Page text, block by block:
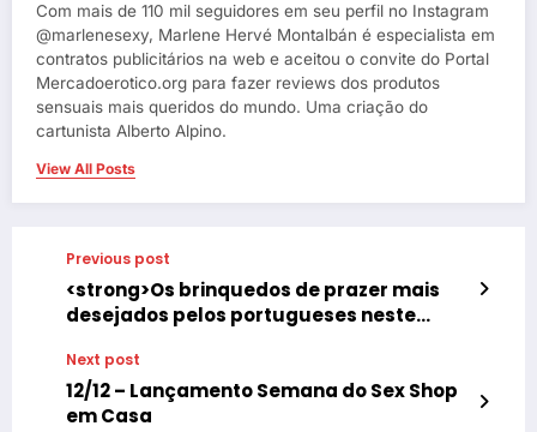
Com mais de 110 mil seguidores em seu perfil no Instagram
@marlenesexy, Marlene Hervé Montalbán é especialista em
contratos publicitários na web e aceitou o convite do Portal
Mercadoerotico.org para fazer reviews dos produtos
sensuais mais queridos do mundo. Uma criação do
cartunista Alberto Alpino.
View All Posts
Previous post
<strong>Os brinquedos de prazer mais
desejados pelos portugueses neste
Next post
12/12 – Lançamento Semana do Sex Shop
em Casa